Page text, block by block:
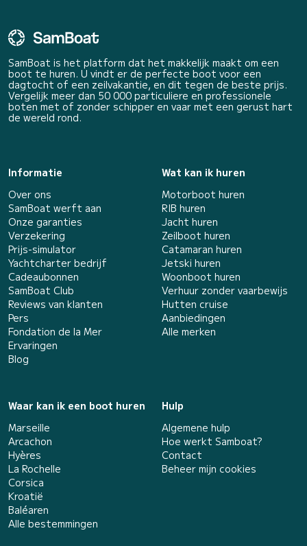
SamBoat is het platform dat het makkelijk maakt om een
boot te huren. U vindt er de perfecte boot voor een
dagtocht of een zeilvakantie, en dit tegen de beste prijs.
Vergelijk meer dan 50 000 particuliere en professionele
boten met of zonder schipper en vaar met een gerust hart
de wereld rond.
Informatie
Over ons
SamBoat werft aan
Onze garanties
Verzekering
Prijs-simulator
Yachtcharter bedrijf
Cadeaubonnen
SamBoat Club
Reviews van klanten
Pers
Fondation de la Mer
Ervaringen
Blog
Wat kan ik huren
Motorboot huren
RIB huren
Jacht huren
Zeilboot huren
Catamaran huren
Jetski huren
Woonboot huren
Verhuur zonder vaarbewijs
Hutten cruise
Aanbiedingen
Alle merken
Waar kan ik een boot huren
Marseille
Arcachon
Hyères
La Rochelle
Corsica
Kroatië
Baléaren
Alle bestemmingen
Hulp
Algemene hulp
Hoe werkt Samboat?
Contact
Beheer mijn cookies